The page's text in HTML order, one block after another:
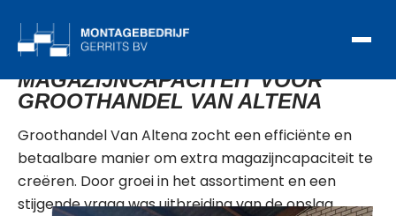
UITBREIDING
MAGAZIJNCAPACITEIT VOOR
GROOTHANDEL VAN ALTENA
Groothandel Van Altena zocht een efficiënte en
betaalbare manier om extra magazijncapaciteit te
creëren. Door groei in het assortiment en een
stijgende vraag was uitbreiding van de opslag